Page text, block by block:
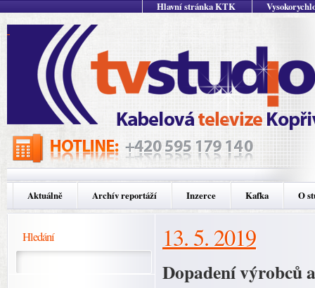
Hlavní stránka KTK
Aktuálně Archív reportáží Inzerce Kafka O
Hledání 13. 5. 2019
Dopadení výrobců